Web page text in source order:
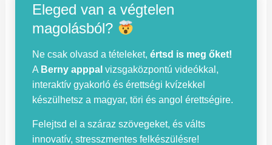
Eleged van a végtelen
magolásból?
Ne csak olvasd a tételeket,értsd is meg őket!
A Berny apppal vizsgaközpontú videókkal,
interaktív gyakorló és érettségi kvízekkel
készülhetsz a magyar, töri és angol érettségire.
Felejtsd el a száraz szövegeket, és válts
innovatív, stresszmentes felkészülésre!